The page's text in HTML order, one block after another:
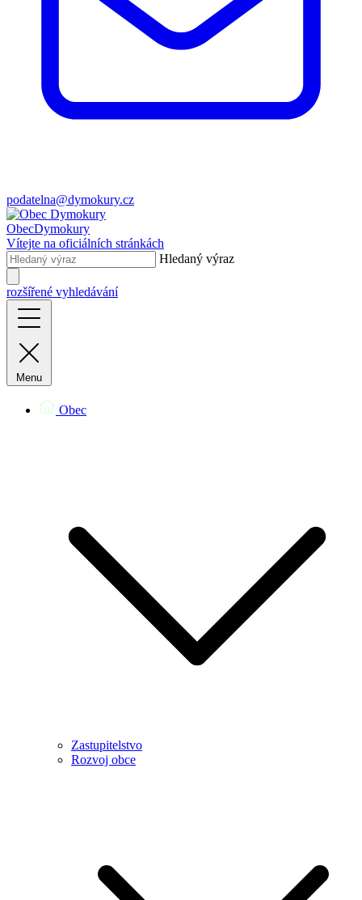
podatelna@dymokury.cz
ObecDymokury
Vítejte na oficiálních stránkách
Hledaný výraz
rozšířené vyhledávání
Menu
Obec
Zastupitelstvo
Rozvoj obce